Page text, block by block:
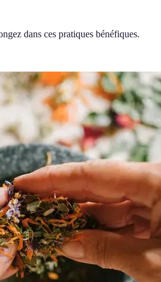
dans ces pratiques bénéfiques.